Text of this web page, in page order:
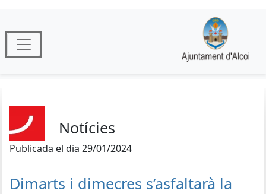
Notícies
Publicada el dia 29/01/2024
Dimarts i dimecres s’asfaltarà la